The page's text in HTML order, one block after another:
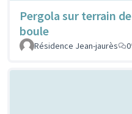
Pergola sur terrain de
boule
Résidence Jean-jaurès
0